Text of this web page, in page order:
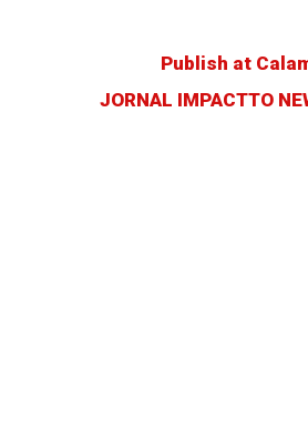
Publish at
JORNAL IMPACTTO